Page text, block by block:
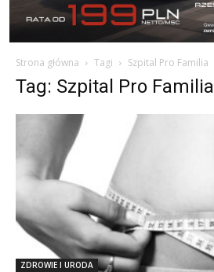
Strona główna Tagi Szpital Pro Familia
Tag: Szpital Pro Familia
ZDROWIE I URODA